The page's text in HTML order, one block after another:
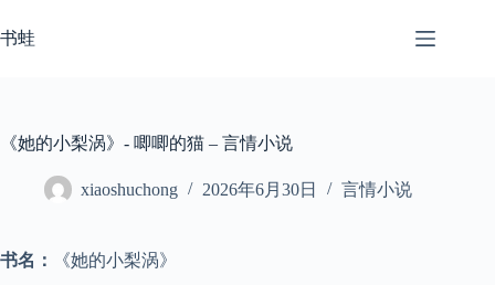
至
书蛙
《她的小梨涡》- 唧唧的猫 – 言情小说
xiaoshuchong 2026年6月30日 言情小说
书名： 《她的小梨涡》